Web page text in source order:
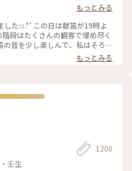
犬
もっとみる
段はたくさんの観客で埋め尽く
りを眺めながら参道を歩きます
人が次々と向かっていて、長年
もっとみる
壬生
1200